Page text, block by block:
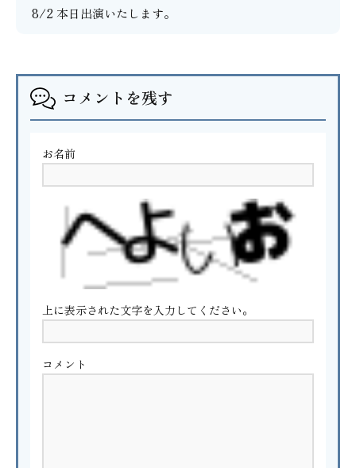
8/2 本日出演いたします。
コメントを残す
お名前
上に表示された文字を入力してください。
コメント